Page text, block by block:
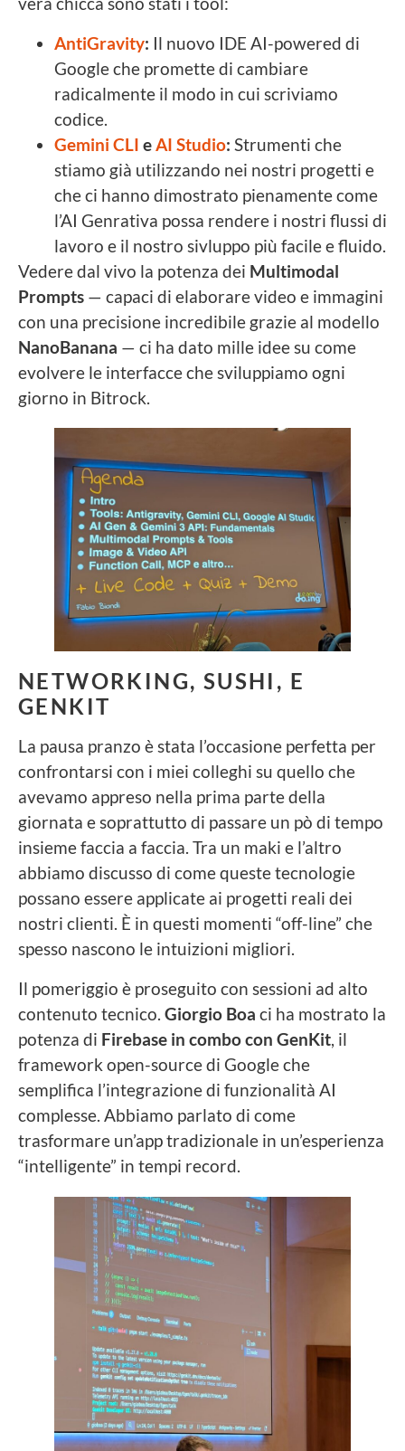
AntiGravity: Il nuovo IDE AI-powered di
Google che promette di cambiare
radicalmente il modo in cui scriviamo
codice.
Gemini CLI eAI Studio: Strumenti che
stiamo già utilizzando nei nostri progetti e
che ci hanno dimostrato pienamente come
l’AI Genrativa possa rendere i nostri flussi di
lavoro e il nostro sivluppo più facile e fluido.
Vedere dal vivo la potenza dei Multimodal
Prompts — capaci di elaborare video e immagini
con una precisione incredibile grazie al modello
NanoBanana — ci ha dato mille idee su come
evolvere le interfacce che sviluppiamo ogni
giorno in Bitrock.
NETWORKING, SUSHI, E
GENKIT
La pausa pranzo è stata l’occasione perfetta per
confrontarsi con i miei colleghi su quello che
avevamo appreso nella prima parte della
giornata e soprattutto di passare un pò di tempo
insieme faccia a faccia. Tra un maki e l’altro
abbiamo discusso di come queste tecnologie
possano essere applicate ai progetti reali dei
nostri clienti. È in questi momenti “off-line” che
spesso nascono le intuizioni migliori.
Il pomeriggio è proseguito con sessioni ad alto
contenuto tecnico. Giorgio Boa ci ha mostrato la
potenza di Firebase in combo con GenKit, il
framework open-source di Google che
semplifica l’integrazione di funzionalità AI
complesse. Abbiamo parlato di come
trasformare un’app tradizionale in un’esperienza
“intelligente” in tempi record.